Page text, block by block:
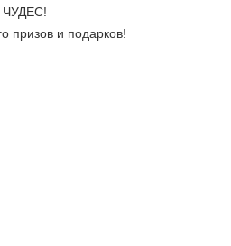
ЧУДЕС!
призов и подарков!